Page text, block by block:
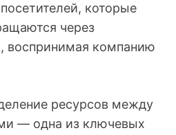
которые
через
воспринимая компанию
ресурсов между
— одна из ключевых